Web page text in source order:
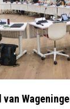
van